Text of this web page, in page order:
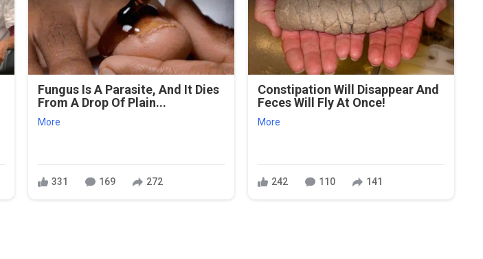
Fungus Is A Parasite, And It Dies
From A Drop Of Plain...
More
331 169 272
Constipation Will Disappear And
Feces Will Fly At Once!
More
242 110 141